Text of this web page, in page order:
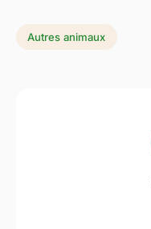
Autres animaux